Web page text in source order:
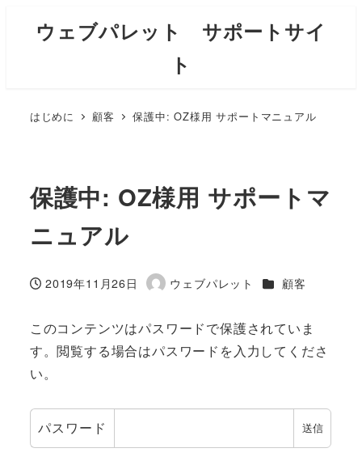
ウェブパレット サポートサイ
ト
はじめに 顧客 保護中: OZ様用 サポートマニュアル
保護中: OZ様用 サポートマ
ニュアル
投稿日
2019年11月26日
著
ウェブパレット カテゴリー
顧客
このコンテンツはパスワードで保護されていま
す。閲覧する場合はパスワードを入力してくださ
い。
パスワード